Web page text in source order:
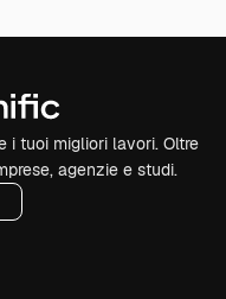
i tuoi migliori lavori. Oltre
agenzie e studi.